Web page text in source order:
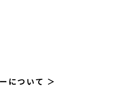
について ＞